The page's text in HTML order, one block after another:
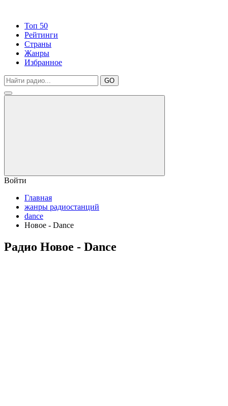
Топ 50
Рейтинги
Страны
Жанры
Избранное
GO
Войти
Главная
жанры радиостанций
dance
Новое - Dance
Радио Новое - Dance